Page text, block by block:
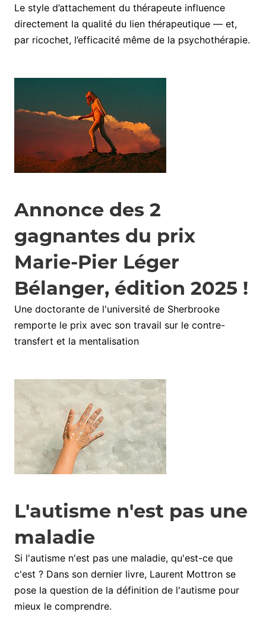
Le style d’attachement du thérapeute influence
directement la qualité du lien thérapeutique — et,
par ricochet, l’efficacité même de la psychothérapie.
Annonce des 2
gagnantes du prix
Marie-Pier Léger
Bélanger, édition 2025 !
Une doctorante de l'université de Sherbrooke
remporte le prix avec son travail sur le contre-
transfert et la mentalisation
L'autisme n'est pas une
maladie
Si l'autisme n'est pas une maladie, qu'est-ce que
c'est ? Dans son dernier livre, Laurent Mottron se
pose la question de la définition de l'autisme pour
mieux le comprendre.